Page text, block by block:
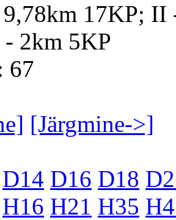
17KP;
2km 5KP
67
[Järgmine->]
D14 D16 D18
H16 H21 H35